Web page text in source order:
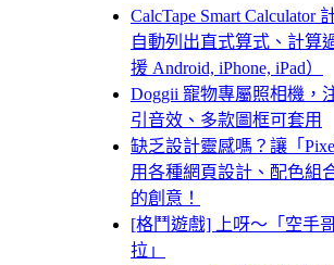
CalcTape Smart Calculator
自動列出直式算式、計算
援 Android, iPhone, iPad）
Doggii 寵物專屬照相機，
引音效、多款圖框可套用
缺乏設計靈感嗎？讓「
用各種網頁設計、配色組
的創意！
[格鬥遊戲] 上呀～「空手
拉」